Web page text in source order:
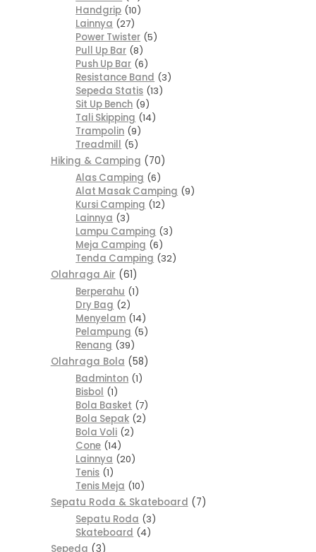
Handgrip 10
Lainnya 27
Power Twister 5
Pull Up Bar 8
Push Up Bar 6
Resistance Band 3
Sepeda Statis 13
Sit Up Bench 9
Tali Skipping 14
Trampolin 9
Treadmill 5
Hiking & Camping
70
Alas Camping 6
Alat Masak Camping 9
Kursi Camping 12
Lainnya 3
Lampu Camping 3
Meja Camping 6
Tenda Camping 32
Olahraga Air
61
Berperahu 1
Dry Bag 2
Menyelam 14
Pelampung 5
Renang 39
Olahraga Bola
58
Badminton 1
Bisbol 1
Bola Basket 7
Bola Sepak 2
Bola Voli 2
Cone 14
Lainnya 20
Tenis 1
Tenis Meja 10
Sepatu Roda & Skateboard
7
Sepatu Roda 3
Skateboard 4
Sepeda
3